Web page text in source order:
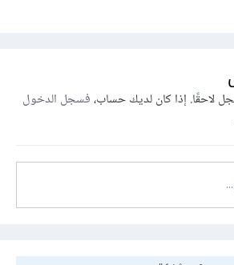
لاحقًا. إذا كان لديك حساب،فسجل الدخول